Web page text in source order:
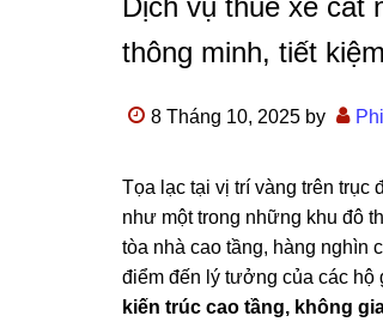
Dịch vụ thuê xe cắt
thông minh, tiết kiệm
8 Tháng 10, 2025 by
Tọa lạc tại vị trí vàng trên
như một trong những khu đô
tòa nhà cao tầng, hàng nghìn
điểm đến lý tưởng của các hộ
kiến trúc cao tầng, không